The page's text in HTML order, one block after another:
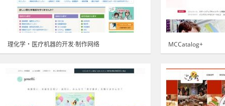
理化学・医疗机器的开发·制作网络 MCCatalog+